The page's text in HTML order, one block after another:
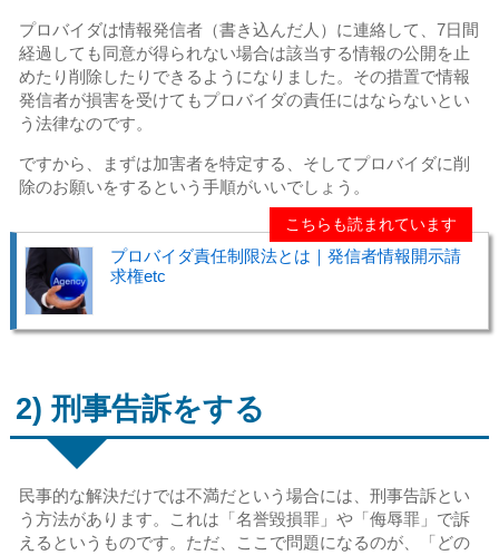
プロバイダは情報発信者（書き込んだ人）に連絡して、7日間
経過しても同意が得られない場合は該当する情報の公開を止
めたり削除したりできるようになりました。その措置で情報
発信者が損害を受けてもプロバイダの責任にはならないとい
う法律なのです。
ですから、まずは加害者を特定する、そしてプロバイダに削
除のお願いをするという手順がいいでしょう。
こちらも読まれています
プロバイダ責任制限法とは｜発信者情報開示請
求権etc
2) 刑事告訴をする
民事的な解決だけでは不満だという場合には、刑事告訴とい
う方法があります。これは「名誉毀損罪」や「侮辱罪」で訴
えるというものです。ただ、ここで問題になるのが、「どの